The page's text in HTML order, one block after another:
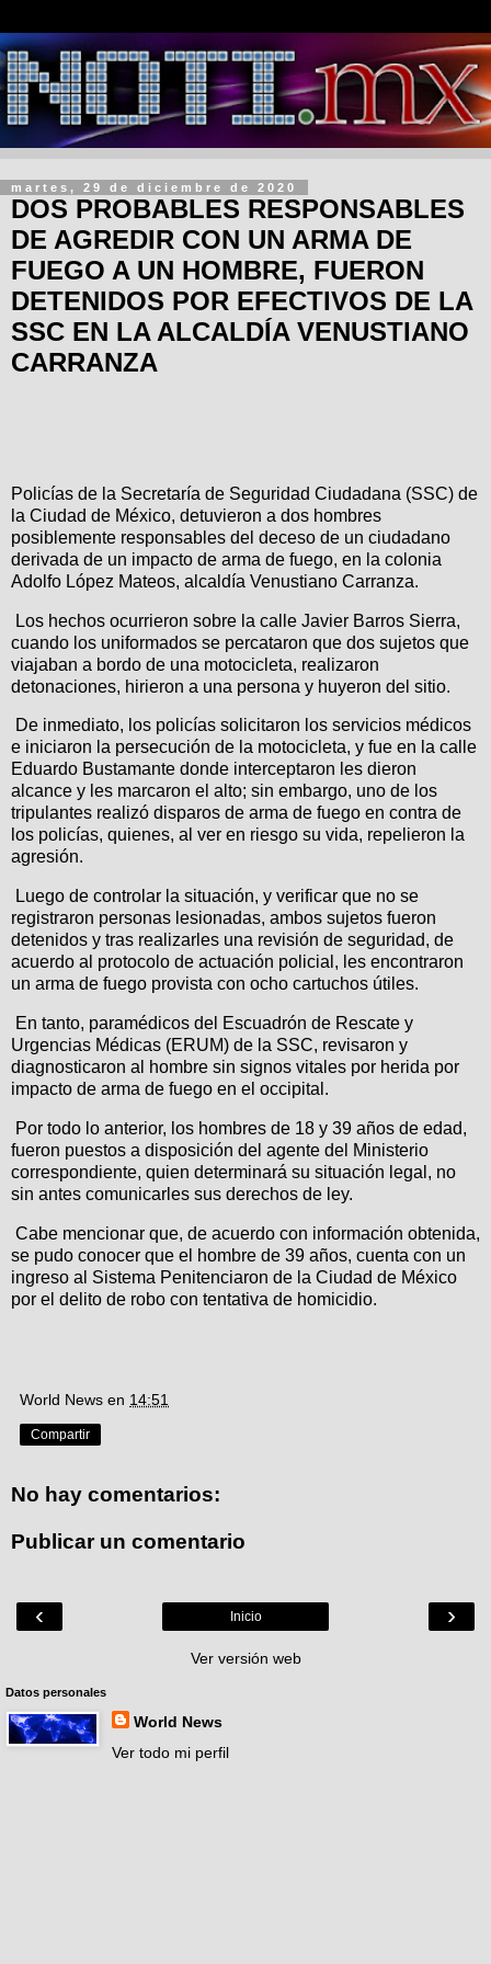
martes, 29 de diciembre de 2020
DOS PROBABLES RESPONSABLES
DE AGREDIR CON UN ARMA DE
FUEGO A UN HOMBRE, FUERON
DETENIDOS POR EFECTIVOS DE LA
SSC EN LA ALCALDÍA VENUSTIANO
CARRANZA
Policías de la Secretaría de Seguridad Ciudadana (SSC) de
la Ciudad de México, detuvieron a dos hombres
posiblemente responsables del deceso de un ciudadano
derivada de un impacto de arma de fuego, en la colonia
Adolfo López Mateos, alcaldía Venustiano Carranza.
Los hechos ocurrieron sobre la calle Javier Barros Sierra,
cuando los uniformados se percataron que dos sujetos que
viajaban a bordo de una motocicleta, realizaron
detonaciones, hirieron a una persona y huyeron del sitio.
De inmediato, los policías solicitaron los servicios médicos
e iniciaron la persecución de la motocicleta, y fue en la calle
Eduardo Bustamante donde interceptaron les dieron
alcance y les marcaron el alto; sin embargo, uno de los
tripulantes realizó disparos de arma de fuego en contra de
los policías, quienes, al ver en riesgo su vida, repelieron la
agresión.
Luego de controlar la situación, y verificar que no se
registraron personas lesionadas, ambos sujetos fueron
detenidos y tras realizarles una revisión de seguridad, de
acuerdo al protocolo de actuación policial, les encontraron
un arma de fuego provista con ocho cartuchos útiles.
En tanto, paramédicos del Escuadrón de Rescate y
Urgencias Médicas (ERUM) de la SSC, revisaron y
diagnosticaron al hombre sin signos vitales por herida por
impacto de arma de fuego en el occipital.
Por todo lo anterior, los hombres de 18 y 39 años de edad,
fueron puestos a disposición del agente del Ministerio
correspondiente, quien determinará su situación legal, no
sin antes comunicarles sus derechos de ley.
Cabe mencionar que, de acuerdo con información obtenida,
se pudo conocer que el hombre de 39 años, cuenta con un
ingreso al Sistema Penitenciaron de la Ciudad de México
por el delito de robo con tentativa de homicidio.
World News en 14:51
Compartir
No hay comentarios:
Publicar un comentario
‹ ›
Inicio
Ver versión web
Datos personales
World News
Ver todo mi perfil